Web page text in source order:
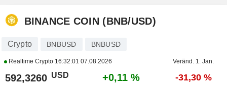
BINANCE COIN (BNB/USD)
Crypto BNBUSD BNBUSD
Realtime Crypto 16:32:01 07.08.2026 Veränd. 1. Jan.
592,3260 USD +0,11 % -31,30 %